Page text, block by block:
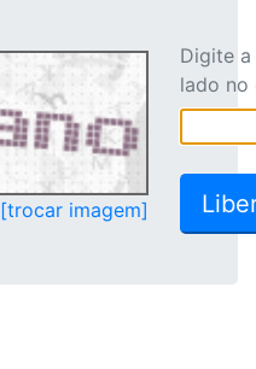
[trocar imagem]
Digite
lado no